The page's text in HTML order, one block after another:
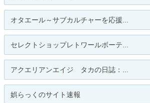
オタエール～サブカルチャーを応援...
セレクトショップレトワールボーテ...
アクエリアンエイジ タカの日誌：...
娯らっくのサイト速報